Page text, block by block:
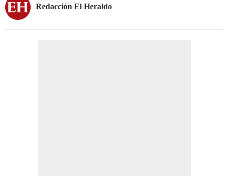
Redacción El Heraldo